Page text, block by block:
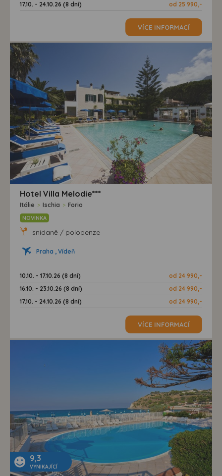
17.10. - 24.10.26 (8 dní) od 25 990,-
VÍCE INFORMACÍ
Hotel Villa Melodie***
Itálie > Ischia > Forio
NOVINKA
snídaně / polopenze
Praha , Vídeň
10.10. - 17.10.26 (8 dní)
od 24 990,-
16.10. - 23.10.26 (8 dní)
od 24 990,-
17.10. - 24.10.26 (8 dní)
od 24 990,-
VÍCE INFORMACÍ
9,3
VYNIKAJÍCÍ